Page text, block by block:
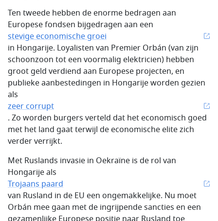
Ten tweede hebben de enorme bedragen aan
Europese fondsen bijgedragen aan een
stevige economische groei
in Hongarije. Loyalisten van Premier Orbán (van zijn
schoonzoon tot een voormalig elektricien) hebben
groot geld verdiend aan Europese projecten, en
publieke aanbestedingen in Hongarije worden gezien
als
zeer corrupt
. Zo worden burgers verteld dat het economisch goed
met het land gaat terwijl de economische elite zich
verder verrijkt.
Met Ruslands invasie in Oekraïne is de rol van
Hongarije als
Trojaans paard
van Rusland in de EU een ongemakkelijke. Nu moet
Orbán mee gaan met de ingrijpende sancties en een